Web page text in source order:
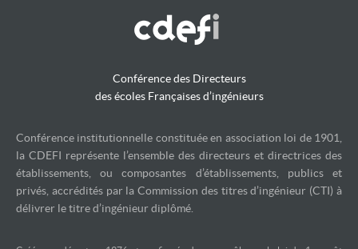
Conférence des Directeurs
des écoles Françaises d’ingénieurs
Conférence institutionnelle constituée en association loi de 1901,
la CDEFI représente l’ensemble des directeurs et directrices des
établissements, ou composantes d’établissements, publics et
privés, accrédités par la Commission des titres d’ingénieur (CTI) à
délivrer le titre d’ingénieur diplômé.